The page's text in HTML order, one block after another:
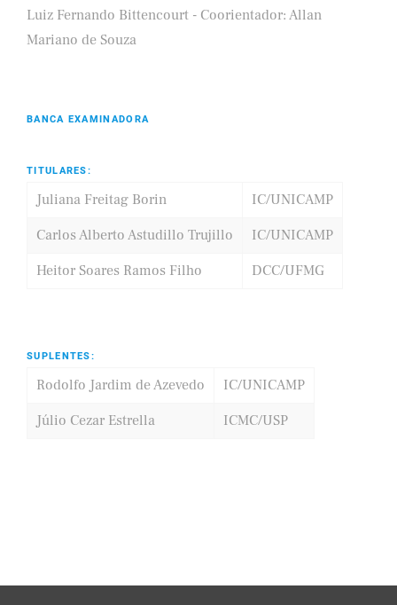
Luiz Fernando Bittencourt - Coorientador: Allan
Mariano de Souza
BANCA EXAMINADORA
TITULARES:
Juliana Freitag Borin
IC/UNICAMP
Carlos Alberto Astudillo Trujillo
IC/UNICAMP
Heitor Soares Ramos Filho
DCC/UFMG
SUPLENTES:
Rodolfo Jardim de Azevedo
IC/UNICAMP
Júlio Cezar Estrella
ICMC/USP